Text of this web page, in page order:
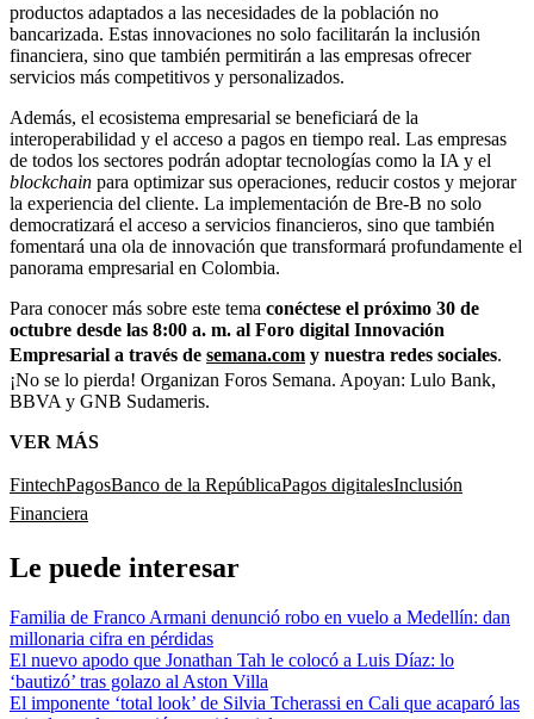
productos adaptados a las necesidades de la población no
bancarizada. Estas innovaciones no solo facilitarán la inclusión
financiera, sino que también permitirán a las empresas ofrecer
servicios más competitivos y personalizados.
Además, el ecosistema empresarial se beneficiará de la
interoperabilidad y el acceso a pagos en tiempo real. Las empresas
de todos los sectores podrán adoptar tecnologías como la IA y el
blockchain para optimizar sus operaciones, reducir costos y mejorar
la experiencia del cliente. La implementación de Bre-B no solo
democratizará el acceso a servicios financieros, sino que también
fomentará una ola de innovación que transformará profundamente el
panorama empresarial en Colombia.
Para conocer más sobre este tema conéctese el próximo 30 de
octubre desde las 8:00 a. m. al Foro digital Innovación
Empresarial a través de semana.com y nuestra redes sociales.
¡No se lo pierda! Organizan Foros Semana. Apoyan: Lulo Bank,
BBVA y GNB Sudameris.
VER MÁS
FintechPagosBanco de la RepúblicaPagos digitalesInclusión
Financiera
Le puede interesar
Familia de Franco Armani denunció robo en vuelo a Medellín: dan
millonaria cifra en pérdidas
El nuevo apodo que Jonathan Tah le colocó a Luis Díaz: lo
‘bautizó’ tras golazo al Aston Villa
El imponente ‘total look’ de Silvia Tcherassi en Cali que acaparó las